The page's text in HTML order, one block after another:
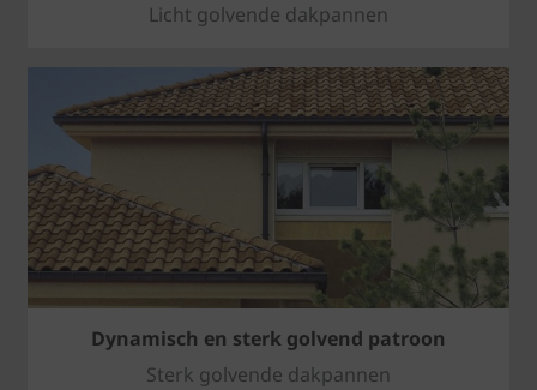
Licht golvende dakpannen
Dynamisch en sterk golvend patroon
Sterk golvende dakpannen